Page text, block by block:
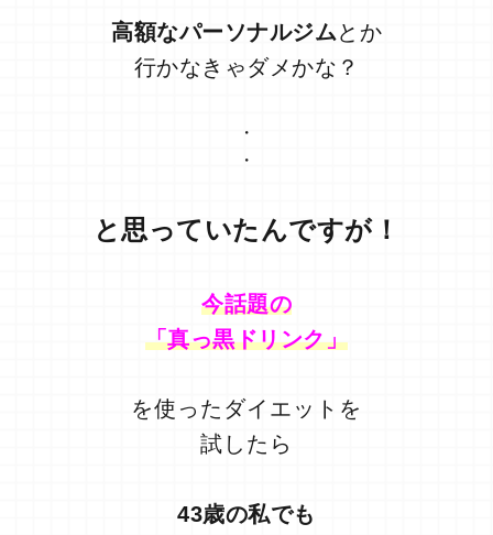
高額なパーソナルジムとか
行かなきゃダメかな？
・
・
と思っていたんですが！
今話題の
「真っ黒ドリンク」
を使ったダイエットを
試したら
43歳の私でも